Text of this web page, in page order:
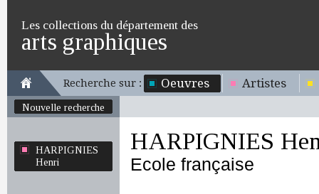
Les collections du département des
arts graphiques
Recherche sur : Oeuvres Artistes
Nouvelle recherche
HARPIGNIES
Henri
HARPIGNIES
Ecole française